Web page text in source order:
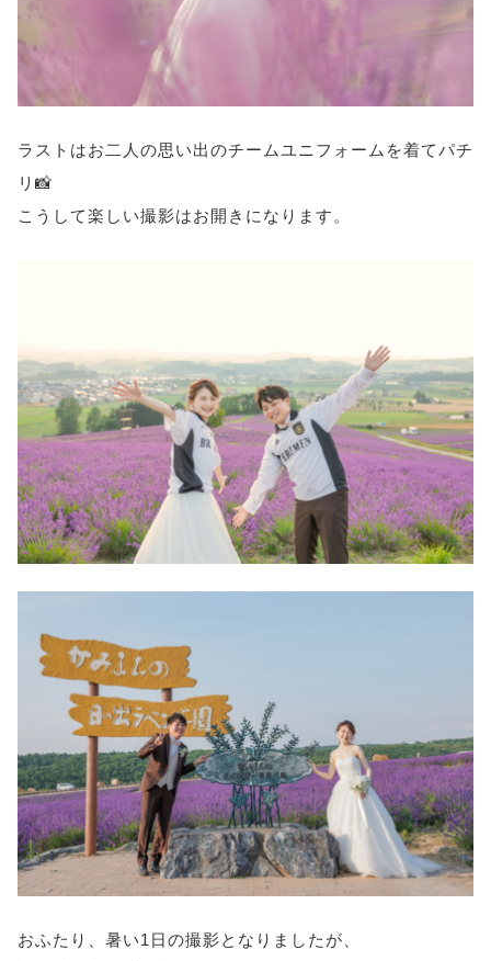
ラストはお二人の思い出のチームユニフォームを着てパチ
リ📸
こうして楽しい撮影はお開きになります。
おふたり、暑い1日の撮影となりましたが、